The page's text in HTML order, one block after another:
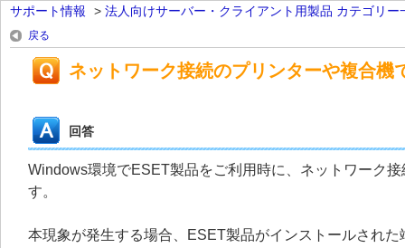
サポート情報 > 法人向けサーバー・クライアント用製品 カテゴリー
戻る
ネットワーク接続のプリンターや複合機
回答
Windows環境でESET製品をご利用時に、ネットワーク
す。
本現象が発生する場合、ESET製品がインストールされ